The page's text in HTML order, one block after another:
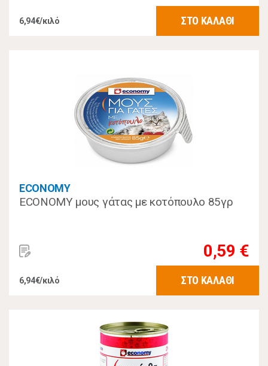
6,94€/κιλό ΣΤΟ ΚΑΛΑΘΙ
ECONOMY
ECONOMY μους γάτας με κοτόπουλο 85γρ
0,59 €
6,94€/κιλό ΣΤΟ ΚΑΛΑΘΙ